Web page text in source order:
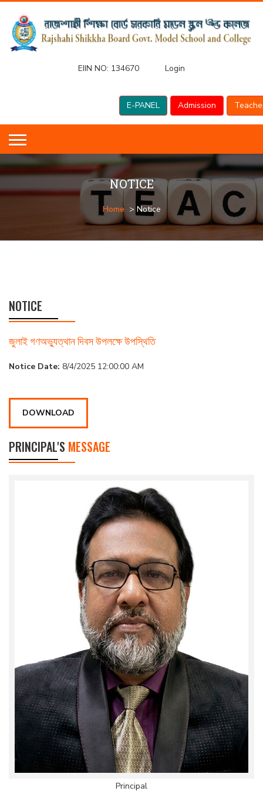
EIIN NO: 134670 Login
E-PANEL Admission
NOTICE
Home > Notice
NOTICE
জুলাই গণঅভ্যুত্থান দিবস উপলক্ষে উপস্থিতি
Notice Date: 8/4/2025 12:00:00 AM
DOWNLOAD
PRINCIPAL'S MESSAGE
Principal